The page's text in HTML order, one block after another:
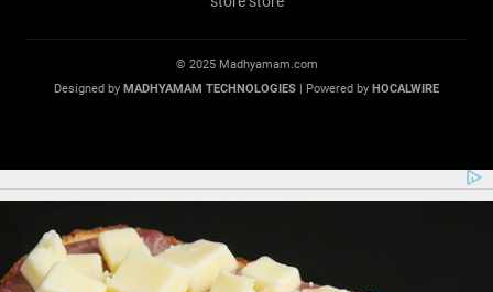
© 2025 Madhyamam.com
Designed by MADHYAMAM TECHNOLOGIES | Powered by HOCALWIRE